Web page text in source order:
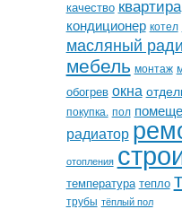
качество квартира
кондиционер котел
масляный
мебель монтаж
обогрев окна
покупка. пол
радиатор
отопления
температура тепло
трубы тёплый пол